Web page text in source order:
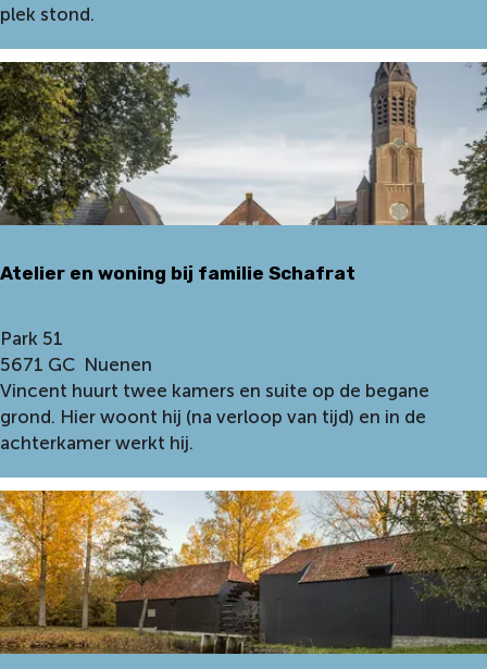
n
k
o
s
t
e
r
S
h
f
r
a
e
H
e
t
P
a
r
k
plek stond.
Atelier en woning bij familie Schafrat
A
t
e
l
i
r
e
n
w
o
n
i
Park 51
5671 GC Nuenen
Vincent huurt twee kamers en suite op de begane
grond. Hier woont hij (na verloop van tijd) en in de
achterkamer werkt hij.